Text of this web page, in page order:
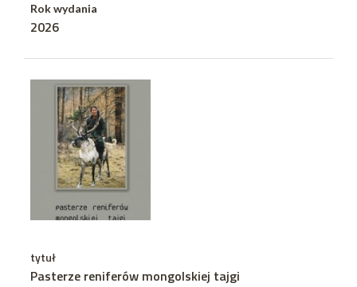
Rok wydania
2026
tytuł
Pasterze reniferów mongolskiej tajgi